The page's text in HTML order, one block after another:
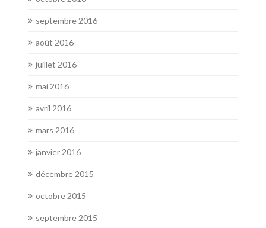
septembre 2016
août 2016
juillet 2016
mai 2016
avril 2016
mars 2016
janvier 2016
décembre 2015
octobre 2015
septembre 2015